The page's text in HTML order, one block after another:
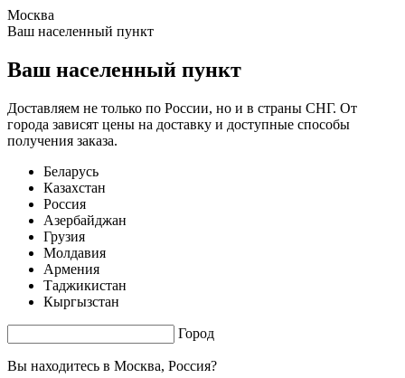
Москва
Ваш населенный пункт
Ваш населенный пункт
Доставляем не только по России, но и в страны СНГ. От
города зависят цены на доставку и доступные способы
получения заказа.
Беларусь
Казахстан
Россия
Азербайджан
Грузия
Молдавия
Армения
Таджикистан
Кыргызстан
Город
Вы находитесь в Москва, Россия?